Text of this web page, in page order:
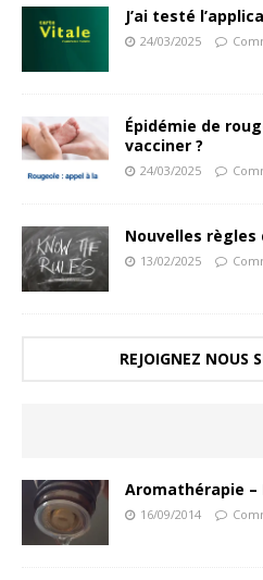
J’ai testé
24/03/2025
Épidémie de
vacciner ?
24/03/2025
Nouvelles règles
13/02/2025
REJOIGNEZ NOUS
Aromathérapie
16/09/2014